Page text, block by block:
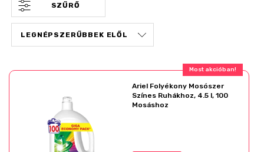
SZŰRŐ
Most akcióban!
Ariel Folyékony Mosószer
Színes Ruhákhoz, 4.5 l, 100
Mosáshoz